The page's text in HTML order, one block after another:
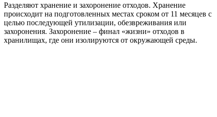
Разделяют хранение и захоронение отходов. Хранение
происходит на подготовленных местах сроком от 11 месяцев с
целью последующей утилизации, обезвреживания или
захоронения. Захоронение – финал «жизни» отходов в
хранилищах, где они изолируются от окружающей среды.